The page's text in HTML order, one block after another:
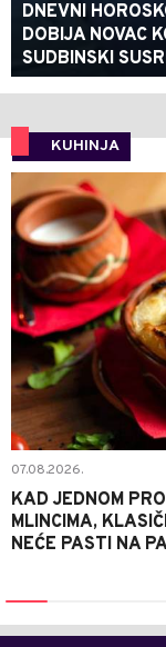
DNEVNI
DOBIJA NOVAC
SUDBINSKI
KUHINJA
07.08.2026.
KAD JEDNOM
MLINCIMA,
NEĆE PASTI NA